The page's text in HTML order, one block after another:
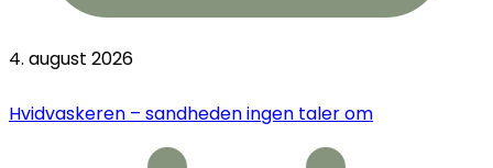
4. august 2026
Hvidvaskeren – sandheden ingen taler om